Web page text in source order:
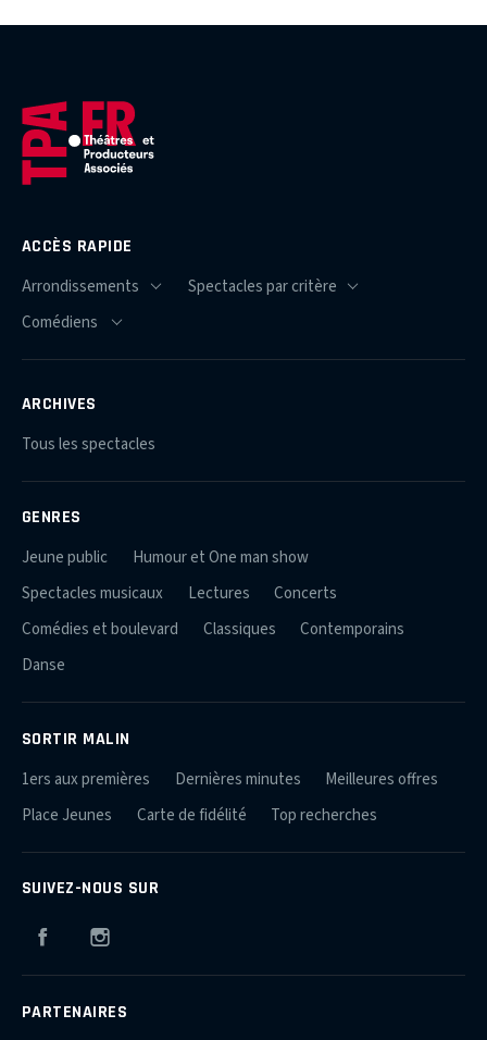
ACCÈS RAPIDE
ARCHIVES
Tous les spectacles
GENRES
Jeune public
Humour et One man show
Spectacles musicaux
Lectures
Concerts
Comédies et boulevard
Classiques
Contemporains
Danse
SORTIR MALIN
1ers aux premières Dernières minutes
Meilleures offres
Place Jeunes
Carte de fidélité Top recherches
SUIVEZ-NOUS SUR
Facebook
PARTENAIRES